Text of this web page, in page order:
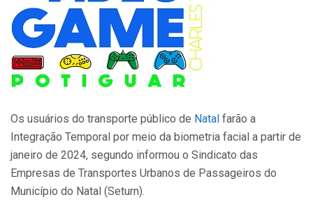
Os usuários do transporte público de Natal farão a
Integração Temporal por meio da biometria facial a partir de
janeiro de 2024, segundo informou o Sindicato das
Empresas de Transportes Urbanos de Passageiros do
Município do Natal (Seturn).